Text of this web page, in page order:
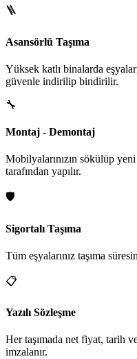
🪜
Asansörlü Taşıma
Yüksek katlı binalarda
güvenle indirilip bindirilir.
🔧
Montaj - Demontaj
Mobilyalarınızın sökülüp
tarafından yapılır.
🛡️
Sigortalı Taşıma
Tüm eşyalarınız taşıma
📋
Yazılı Sözleşme
Her taşımada net fiyat, tarih
imzalanır.